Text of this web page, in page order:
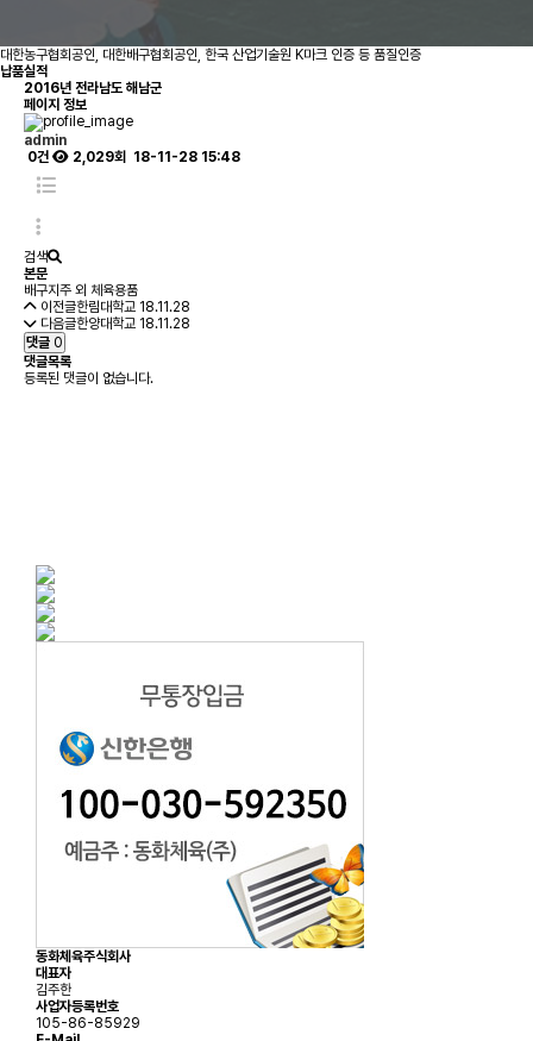
대한농구협회공인, 대한배구협회공인, 한국 산업기술원 K마크 인증 등 품질인증
납품실적
2016년 전라남도 해남군
페이지 정보
admin
0건
2,029회 18-11-28 15:48
검색
본문
배구지주 외 체육용품
이전글한림대학교 18.11.28
다음글한양대학교 18.11.28
댓글 0
댓글목록
등록된 댓글이 없습니다.
동화체육주식회사
대표자
김주한
사업자등록번호
105-86-85929